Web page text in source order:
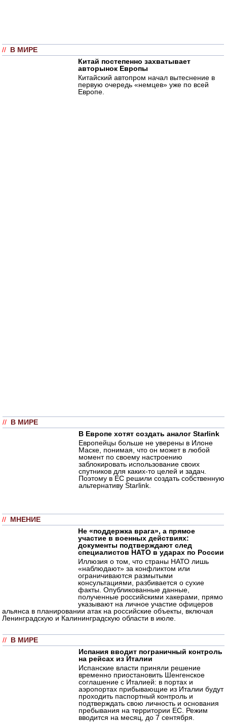
// В МИРЕ
Китай постепенно захватывает
авторынок Европы
Китайский автопром начал вытеснение в
первую очередь «немцев» уже по всей
Европе.
// В МИРЕ
В Европе хотят создать аналог Starlink
Европейцы больше не уверены в Илоне
Маске, понимая, что он может в любой
момент по своему настроению
заблокировать использование своих
спутников для каких-то целей и задач.
Поэтому в ЕС решили создать собственную
альтернативу Starlink.
// МНЕНИЕ
Не «поддержка врага», а прямое
участие в военных действиях:
документы подтверждают след
специалистов НАТО в ударах по России
Иллюзия о том, что страны НАТО лишь
«наблюдают» за конфликтом или
ограничиваются размытыми
консультациями, разбивается о сухие
факты. Опубликованные данные,
полученные российскими хакерами, прямо
указывают на личное участие офицеров
альянса в планировании атак на российские объекты, включая
Ленинградскую и Калининградскую области в июле.
// В МИРЕ
Испания вводит пограничный контроль
на рейсах из Италии
Испанские власти приняли решение
временно приостановить Шенгенское
соглашение с Италией: в портах и
аэропортах прибывающие из Италии будут
проходить паспортный контроль и
подтверждать свою личность и основания
пребывания на территории ЕС. Режим
вводится на месяц, до 7 сентября.